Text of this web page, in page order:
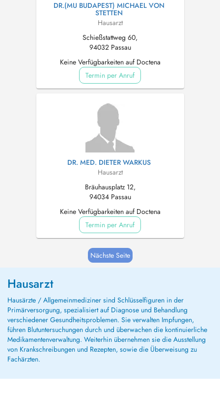
DR.(MU BUDAPEST) MICHAEL VON
STETTEN
Hausarzt
Schießstattweg 60,
94032 Passau
Keine Verfügbarkeiten auf Doctena
Termin per Anruf
DR. MED. DIETER WARKUS
Hausarzt
Bräuhausplatz 12,
94034 Passau
Keine Verfügbarkeiten auf Doctena
Termin per Anruf
Nächste Seite
Hausarzt
Hausärzte / Allgemeinmediziner sind Schlüsselfiguren in der
Primärversorgung, spezialisiert auf Diagnose und Behandlung
verschiedener Gesundheitsproblemen. Sie verwalten Impfungen,
führen Blutuntersuchungen durch und überwachen die kontinuierliche
Medikamentenverwaltung. Weiterhin übernehmen sie die Ausstellung
von Krankschreibungen und Rezepten, sowie die Überweisung zu
Fachärzten.